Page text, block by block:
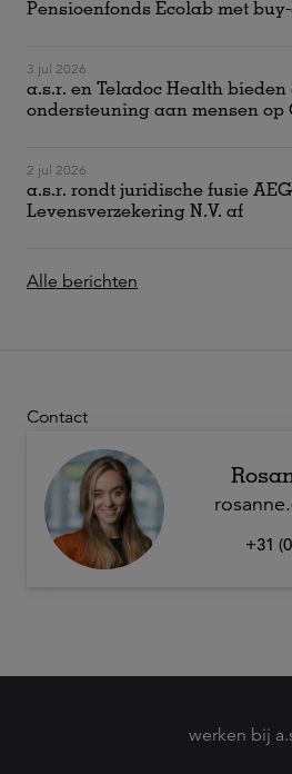
Pensioenfonds Ecolab met
3 jul 2026
a.s.r. en Teladoc Health
ondersteuning aan mensen op
2 jul 2026
a.s.r. rondt juridische fusie
Levensverzekering N.V. af
Alle berichten
Contact
+31
werken bij